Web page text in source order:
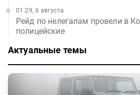
Рейд по нелегалам провели в
полицейские
01:29, 6 августа
Актуальные темы